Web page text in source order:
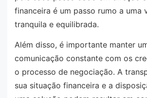
financeira é um passo rumo a uma
tranquila e equilibrada.
Além disso, é importante manter
comunicação constante com os
o processo de negociação. A
sua situação financeira e a